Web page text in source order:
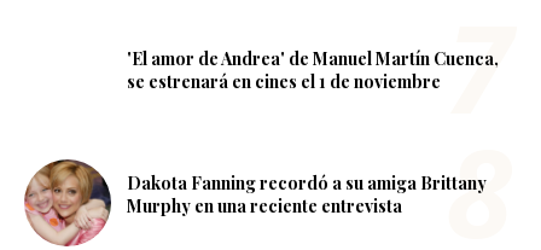
'El amor de Andrea' de Manuel Martín Cuenca,
se estrenará en cines el 1 de noviembre
Dakota Fanning recordó a su amiga Brittany
Murphy en una reciente entrevista